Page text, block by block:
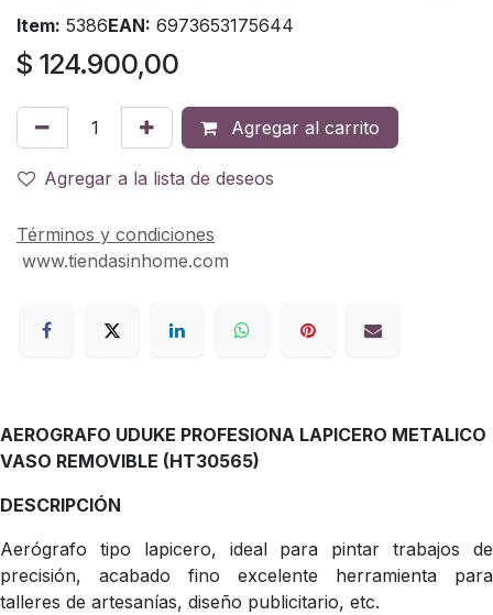
Item: 5386EAN: 6973653175644
$ 124.900,00
Agregar al carrito
Agregar a la lista de deseos
Términos y condiciones
www.tiendasinhome.com
AEROGRAFO UDUKE PROFESIONA LAPICERO METALICO
VASO REMOVIBLE (HT30565)
DESCRIPCIÓN
Aerógrafo tipo lapicero, ideal para pintar trabajos de
precisión, acabado fino excelente herramienta para
talleres de artesanías, diseño publicitario, etc.